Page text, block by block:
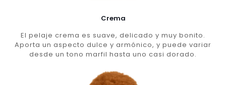
Crema
El pelaje crema es suave, delicado y muy bonito.
Aporta un aspecto dulce y armónico, y puede variar
desde un tono marfil hasta uno casi dorado.